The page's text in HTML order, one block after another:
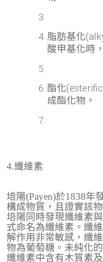
脂肪基化
酸甲基化時
酯化
成酯化物。
4.纖維素
培陽(Payen)於1838年
構成物質，且證實該
培陽同時發現纖維素
式命名為纖維素。纖
解作用非常敏感，纖
物為葡萄糖。未純化
纖維素中含有木質素